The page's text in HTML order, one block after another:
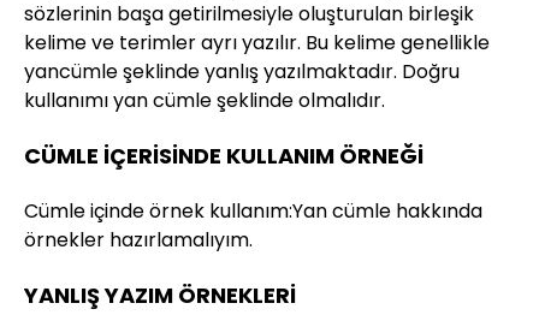
sözlerinin başa getirilmesiyle oluştu­rulan birleşik
kelime ve terimler ayrı yazılır. Bu kelime genellikle
yancümle şeklinde yanlış yazılmaktadır. Doğru
kullanımı yan cümle şeklinde olmalıdır.
CÜMLE İÇERİSİNDE KULLANIM ÖRNEĞİ
Cümle içinde örnek kullanım:Yan cümle hakkında
örnekler hazırlamalıyım.
YANLIŞ YAZIM ÖRNEKLERİ